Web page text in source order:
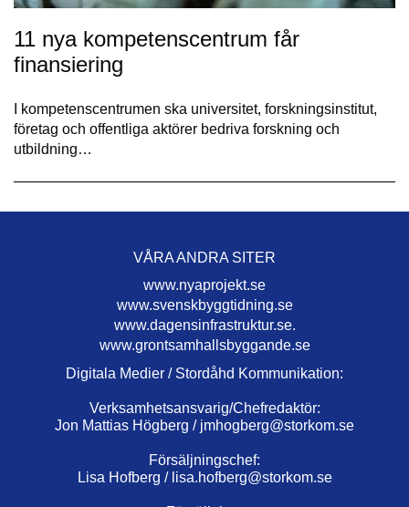
11 nya kompetenscentrum får
finansiering
I kompetenscentrumen ska universitet, forskningsinstitut,
företag och offentliga aktörer bedriva forskning och
utbildning…
VÅRA ANDRA SITER
www.nyaprojekt.se
www.svenskbyggtidning.se
www.dagensinfrastruktur.se.
www.grontsamhallsbyggande.se
Digitala Medier / Stordåhd Kommunikation:
Verksamhetsansvarig/Chefredaktör:
Jon Mattias Högberg / jmhogberg@storkom.se
Försäljningschef:
Lisa Hofberg / lisa.hofberg@storkom.se